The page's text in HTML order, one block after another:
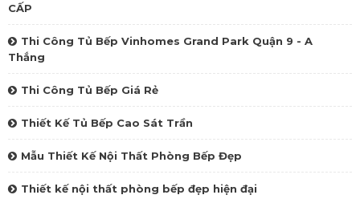
CẤP
Thi Công Tủ Bếp Vinhomes Grand Park Quận 9 - A
Thắng
Thi Công Tủ Bếp Giá Rẻ
Thiết Kế Tủ Bếp Cao Sát Trần
Mẫu Thiết Kế Nội Thất Phòng Bếp Đẹp
Thiết kế nội thất phòng bếp đẹp hiện đại